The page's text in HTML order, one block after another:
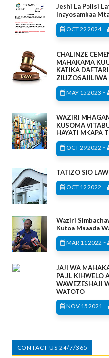
Jeshi La Polisi
Inayosambaa
OCT 22 2024-
CHALINZE
MAHAKAMA
KATIKA
ZILIZOSAJILIWA
MAY 15 2023 -
WAZIRI
KUSOMA
HAYATI MKAPA
OCT 29 2022 -
TATIZO SIO LAW
OCT 12 2022 -
Waziri
Kutoa Msaada
MAR 11 2022 -
JAJI WA
PAUL KIHWELO
WAWEZESHAJI
WATOTO
NOV 15 2021 -
CONTACT US 24/7/365